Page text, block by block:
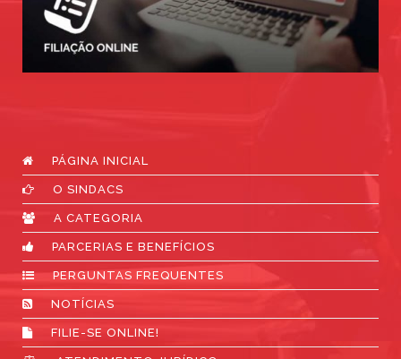
PÁGINA INICIAL
O SINDACS
A CATEGORIA
PARCERIAS E BENEFÍCIOS
PERGUNTAS FREQUENTES
NOTÍCIAS
FILIE-SE ONLINE!